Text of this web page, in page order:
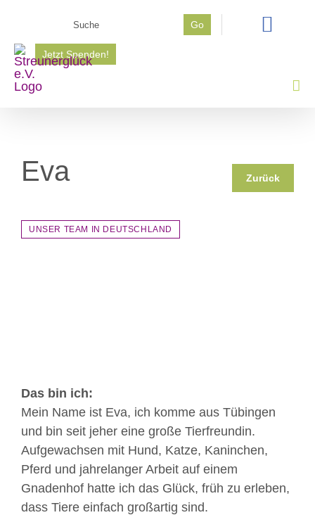
springen
Go
Jetzt Spenden!
Eva Zurück
UNSER TEAM IN DEUTSCHLAND
Das bin ich:
Mein Name ist Eva, ich komme aus Tübingen
und bin seit jeher eine große Tierfreundin.
Aufgewachsen mit Hund, Katze, Kaninchen,
Pferd und jahrelanger Arbeit auf einem
Gnadenhof hatte ich das Glück, früh zu erleben,
dass Tiere einfach großartig sind.